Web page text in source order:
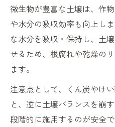
微生物が豊富な土壌は、作
や水分の吸収効率も向上し
な水分を吸収・保持し、土
せるため、根腐れや乾燥の
ます。
注意点として、くん炭やけ
と、逆に土壌バランスを崩
段階的に施用するのが安全